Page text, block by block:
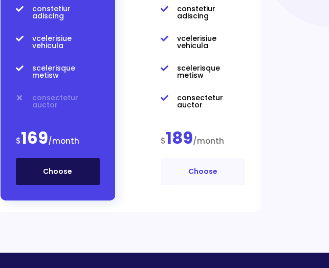
 constetiur
adiscing
 vcelerisiue
vehicula
 scelerisque
metisw
 consectetur
auctor
$169/month
Choose
 constetiur
adiscing
 vcelerisiue
vehicula
 scelerisque
metisw
 consectetur
auctor
$189/month
Choose